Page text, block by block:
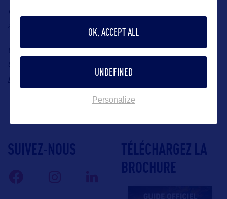
Kaplan Languages Group appartient désormais
à Inspirit Capital. Le nom Kaplan est utilisé sous licence.
Contact :Kaplan International Languages,Tel : +33 1 48 00
06 00,
https://www.kaplaninternational.com/fr
SUIVEZ-NOUS
TÉLÉCHARGEZ LA
BROCHURE
OK, ACCEPT ALL
UNDEFINED
Personalize